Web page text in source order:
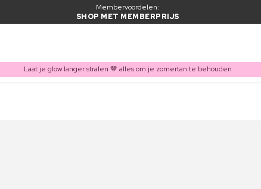
Membervoordelen:
SHOP MET MEMBERPRIJS
Laat je glow langer stralen 🤎 alles om je zomertan te behouden